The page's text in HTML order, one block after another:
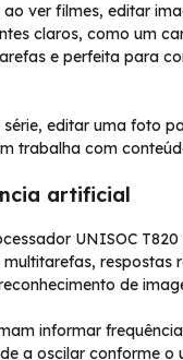
ver filmes, editar
claros, como um
e perfeita para
editar uma foto
trabalha com
artificial
UNISOC
de
informar
a oscilar conforme